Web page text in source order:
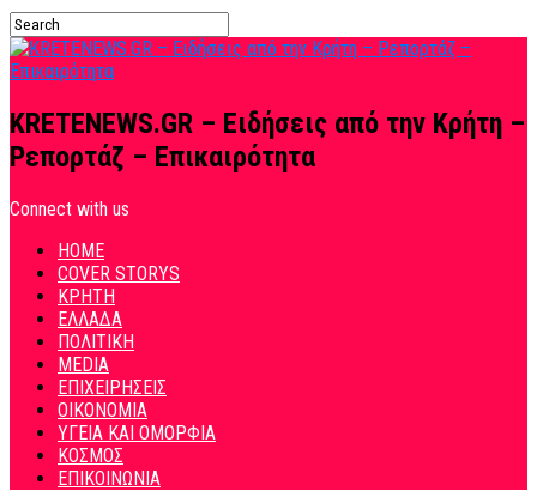
KRETENEWS.GR – Ειδήσεις από την Κρήτη –
Ρεπορτάζ – Επικαιρότητα
Connect with us
HOME
COVER STORYS
ΚΡΗΤΗ
ΕΛΛΑΔΑ
ΠΟΛΙΤΙΚΗ
MEDIA
ΕΠΙΧΕΙΡΗΣΕΙΣ
ΟΙΚΟΝΟΜΙΑ
ΥΓΕΙΑ ΚΑΙ ΟΜΟΡΦΙΑ
ΚΟΣΜΟΣ
ΕΠΙΚΟΙΝΩΝΙΑ